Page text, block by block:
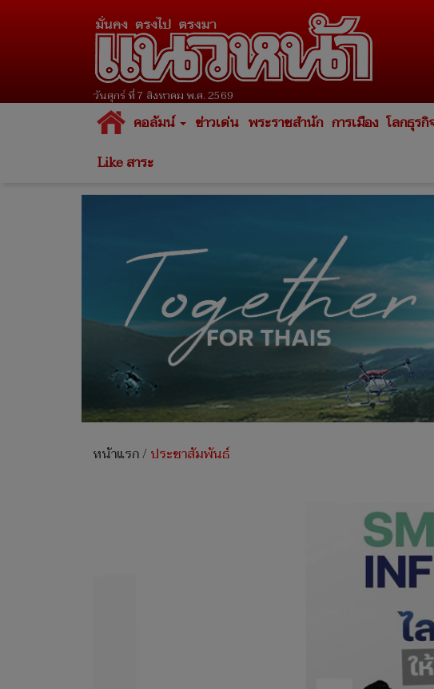
วันศุกร์ ที่ 7 สิงหาคม พ.ศ. 2569
คอลัมน์ ข่าวเด่น พระราชสำนัก การเมือง โลกธุรกิ
Like สาระ
หน้าแรก/ประชาสัมพันธ์